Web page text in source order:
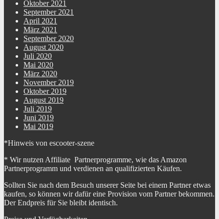
Oktober 2021
September 2021
April 2021
März 2021
September 2020
August 2020
Juli 2020
Mai 2020
März 2020
November 2019
Oktober 2019
August 2019
Juli 2019
Juni 2019
Mai 2019
*Hinweis von escooter-szene
* Wir nutzen Affiliate Partnerprogramme, wie das Amazon
Partnerprogramm und verdienen an qualifizierten Käufen.
Sollten Sie nach dem Besuch unserer Seite bei einem Partner etwas
kaufen, so können wir dafür eine Provision vom Partner bekommen.
Der Endpreis für Sie bleibt identisch.